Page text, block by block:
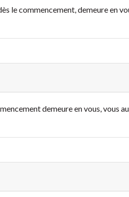
le commencement, demeure en
demeure en vous, vous